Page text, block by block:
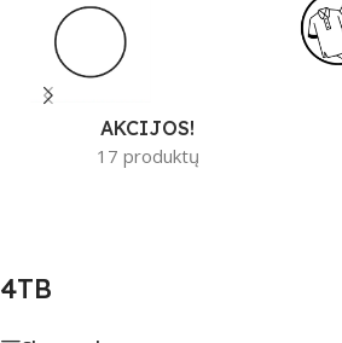
AKCIJOS!
17 produktų
4TB